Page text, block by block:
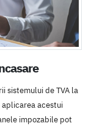
sistemului de TVA la
acestui
impozabile pot